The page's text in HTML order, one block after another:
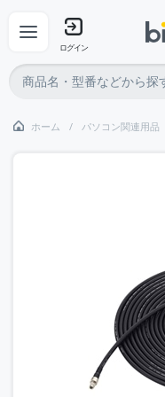
ログイン
ホーム パソコン関連用品